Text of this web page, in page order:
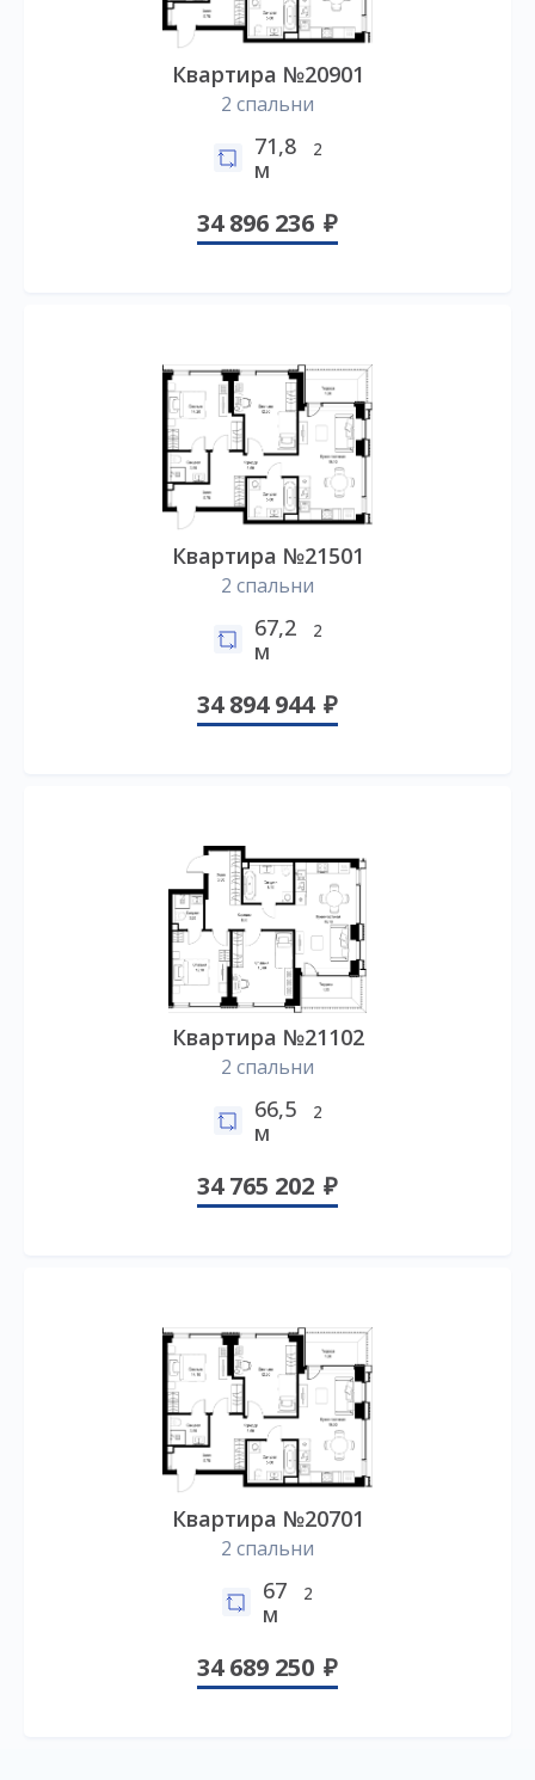
Квартира №20901
2 спальни
71,8
м
2
34 896 236
Квартира №21501
2 спальни
67,2
м
2
34 894 944
Квартира №21102
2 спальни
66,5
м
2
34 765 202
Квартира №20701
2 спальни
67
м
2
34 689 250